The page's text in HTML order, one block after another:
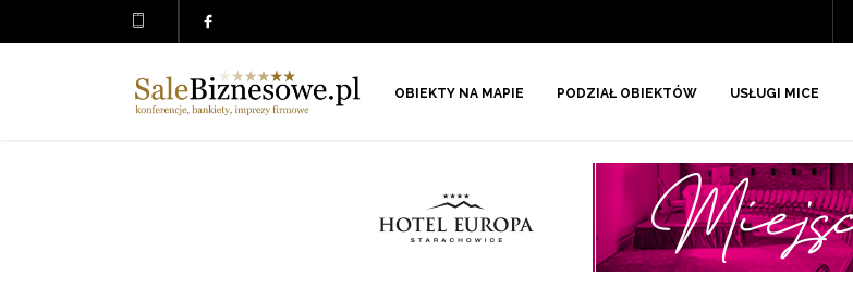
OBIEKTY NA MAPIE PODZIAŁ OBIEKTÓW USŁUGI MICE